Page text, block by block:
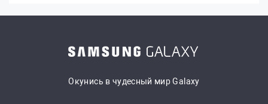
Окунись в чудесный мир Galaxy